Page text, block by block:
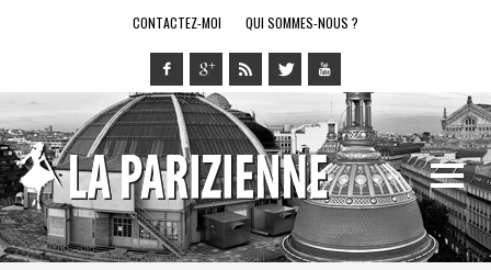
CONTACTEZ-MOI QUI SOMMES-NOUS ?